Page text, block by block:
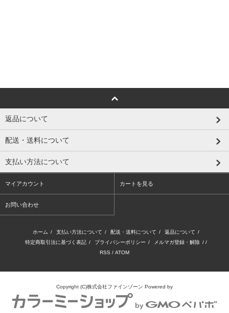
返品について
配送・送料について
支払い方法について
マイアカウント カートを見る
お問い合わせ
ホーム / 支払い方法について / 配送・送料について / 返品について /
特定商取引法に基づく表記 / プライバシーポリシー / メルマガ登録・解除 / /
RSS / ATOM
Copyright (C)株式会社ファインゾーン Powered by